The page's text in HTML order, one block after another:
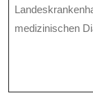
medizinischen